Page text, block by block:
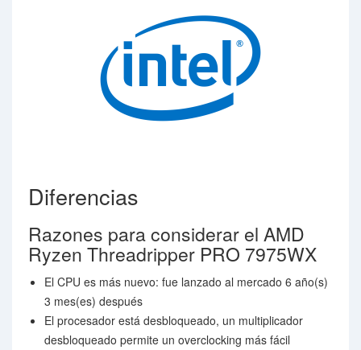
Diferencias
Razones para considerar el AMD
Ryzen Threadripper PRO 7975WX
El CPU es más nuevo: fue lanzado al mercado 6 año(s)
3 mes(es) después
El procesador está desbloqueado, un multiplicador
desbloqueado permite un overclocking más fácil